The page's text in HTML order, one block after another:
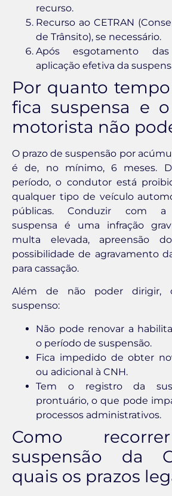
recurso.
Recurso ao CETRAN
de Trânsito), se necessário.
Após esgotamento das
aplicação efetiva da
Por quanto tempo
fica suspensa e
motorista não
O prazo de suspensão por
é de, no mínimo, 6 meses.
período, o condutor está
qualquer tipo de veículo
públicas. Conduzir com a
suspensa é uma infração
multa elevada, apreensão
possibilidade de agravamento
para cassação.
Além de não poder dirigir,
suspenso:
Não pode renovar a
o período de suspensão.
Fica impedido de obter
ou adicional à CNH.
Tem o registro da
prontuário, o que pode
processos administrativos.
Como
suspensão da
quais os prazos